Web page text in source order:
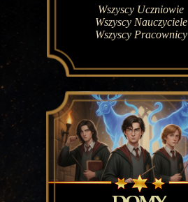
Wszyscy Uczniowie
Wszyscy Nauczyciele
Wszyscy Pracownicy